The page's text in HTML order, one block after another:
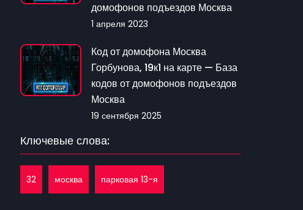
домофонов подъездов Москва
1 апреля 2023
Код от домофона Москва
Горбунова, 19к1 на карте — База
кодов от домофонов подъездов
Москва
19 сентября 2025
Ключевые слова:
32 москва парковая 13-я